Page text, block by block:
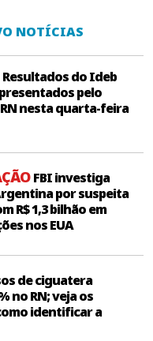
NOTÍCIAS
Resultados do Ideb
pelo
nesta quarta-feira
FBI investiga
por suspeita
R$ 1,3 bilhão em
nos EUA
de ciguatera
no RN; veja os
identificar a